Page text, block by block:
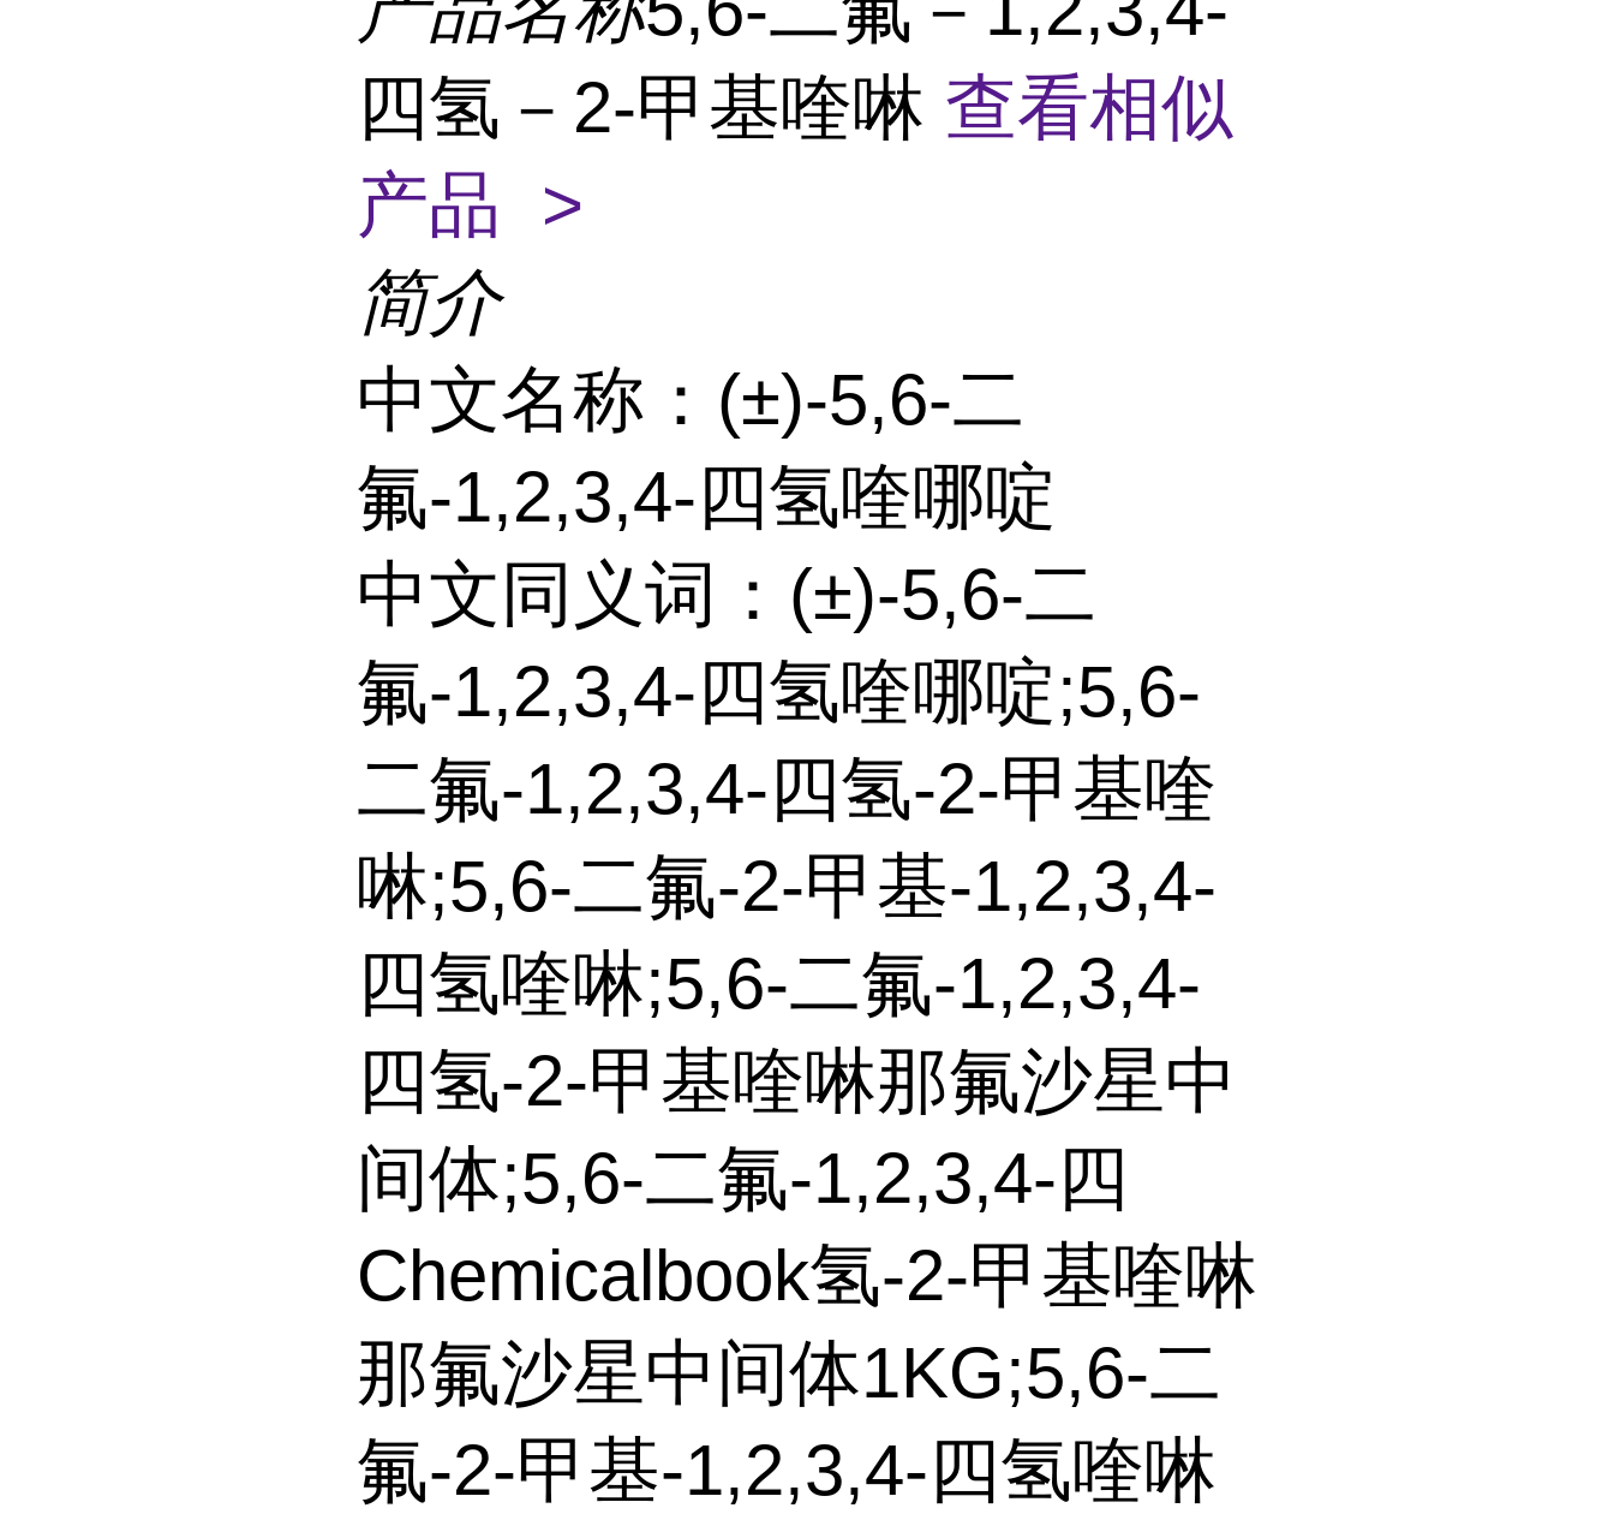
四氢－2-甲基喹啉 查看相似
产品 >
简介
中文名称：(±)-5,6-二
氟-1,2,3,4-四氢喹哪啶
中文同义词：(±)-5,6-二
氟-1,2,3,4-四氢喹哪啶;5,6-
二氟-1,2,3,4-四氢-2-甲基喹
啉;5,6-二氟-2-甲基-1,2,3,4-
四氢喹啉;5,6-二氟-1,2,3,4-
四氢-2-甲基喹啉那氟沙星中
间体;5,6-二氟-1,2,3,4-四
Chemicalbook氢-2-甲基喹啉
那氟沙星中间体1KG;5,6-二
氟-2-甲基-1,2,3,4-四氢喹啉